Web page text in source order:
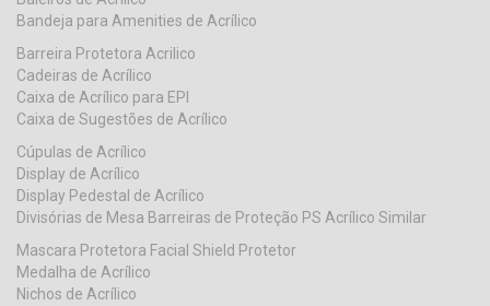
Bandeja para Amenities de Acrílico
Barreira Protetora Acrilico
Cadeiras de Acrílico
Caixa de Acrílico para EPI
Caixa de Sugestões de Acrílico
Cúpulas de Acrílico
Display de Acrílico
Display Pedestal de Acrílico
Divisórias de Mesa Barreiras de Proteção PS Acrílico Similar
Mascara Protetora Facial Shield Protetor
Medalha de Acrílico
Nichos de Acrílico